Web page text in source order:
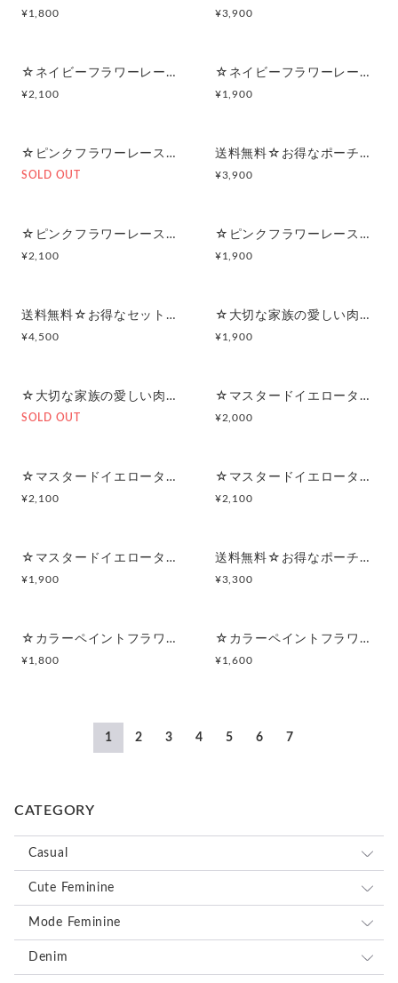
¥1,800 ¥3,900
☆ネイビーフラワーレース×レモンイエロー×ネイビーフリルサテンリボン☆マルチポーチ
¥2,100
☆ネイビーフラワーレース×レモンイエロー×ネイビーフリルサテンリボン☆ポーチ付きポケットティッシュケース
¥1,900
☆ピンクフラワーレース×パールミントグリーン×ピンクサテンリボン☆シンプルフラットポーチセット
SOLD OUT
送料無料☆お得なポーチセット☆ ピンクフラワーレース×パールミントグリーン×ピンクフリルサテンリボン
¥3,900
☆ピンクフラワーレース×パールミントグリーン×ピンクフリルサテンリボン☆マルチポーチ
¥2,100
☆ピンクフラワーレース×パールミントグリーン×ピンクフリルサテンリボン☆ポーチ付きポケットティッシュケース
¥1,900
送料無料☆お得なセット☆ 大切な家族の愛しい肉球(ブラック) ☆シンプルフラット&スクエアポーチ
¥4,500
☆大切な家族の愛しい肉球(ブラック)☆シンプルフラットポーチセット
¥1,900
☆大切な家族の愛しい肉球(ブラック)☆スクエアマルチポーチ
SOLD OUT
☆マスタードイエロータータンチェック☆シンプルフラットポーチセット
¥2,000
☆マスタードイエロータータンチェック&ブラウンクロスリボン☆マルチポーチ
¥2,100
☆マスタードイエロータータンチェック&ブラウンクロスリボン☆マチありポーチ付きポケットティッシュケース
¥2,100
☆マスタードイエロータータンチェック&ブラウンクロスリボン☆ポーチ付きポケットティッシュケース
¥1,900
送料無料☆お得なポーチセット☆カラーペイントフラワー
¥3,300
☆カラーペイントフラワー☆マルチポーチ
¥1,800
☆カラーペイントフラワー☆ポーチ付きポケットティッシュケース
¥1,600
1 2 3 4 5 6 7
CATEGORY
Casual
ロンドンストライプ
ホワイト×ブラック
ドット
ブラック×ホワイトドット
メッシュ
Cute Feminine
レース
ホワイトフラワーレース
オーガンジー
Mode Feminine
レース
Denim